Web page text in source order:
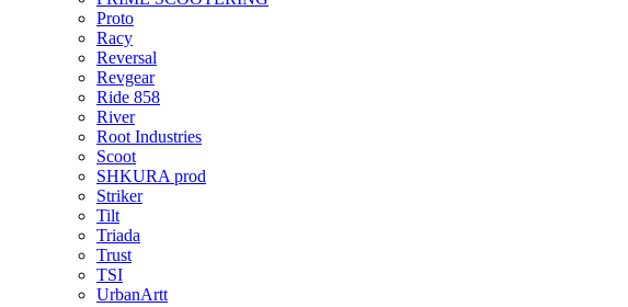
Proto
Racy
Reversal
Revgear
Ride 858
River
Root Industries
Scoot
SHKURA рrоd
Striker
Tilt
Triada
Trust
TSI
UrbanArtt